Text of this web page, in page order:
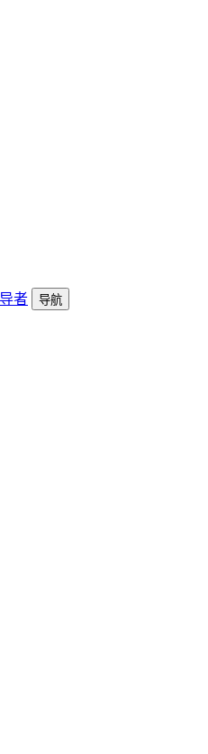
导航